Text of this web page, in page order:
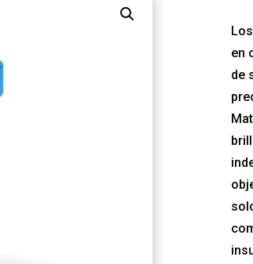
en
de